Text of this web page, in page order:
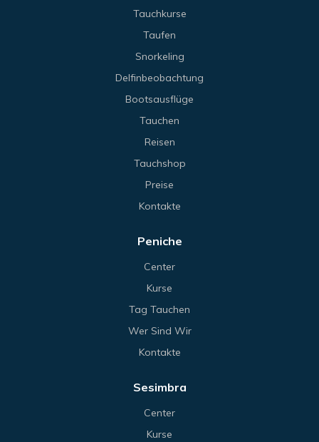
Tauchkurse
Taufen
Snorkeling
Delfinbeobachtung
Bootsausflüge
Tauchen
Reisen
Tauchshop
Preise
Kontakte
Peniche
Center
Kurse
Tag Tauchen
Wer Sind Wir
Kontakte
Sesimbra
Center
Kurse